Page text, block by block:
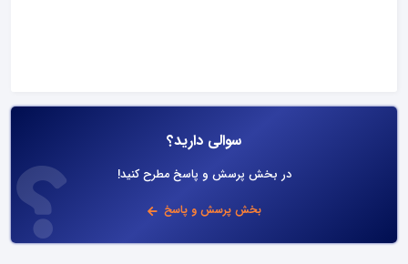
سوالی دارید؟
در بخش پرسش و پاسخ مطرح کنید!
بخش پرسش و پاسخ